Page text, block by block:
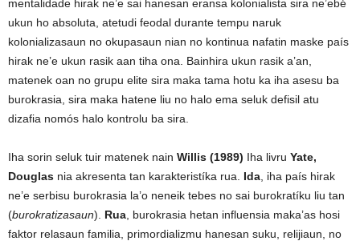
mentalidade hirak ne’e sai hanesan eransa kolonialista sira ne’ebé
ukun ho absoluta, atetudi feodal durante tempu naruk
kolonializasaun no okupasaun nian no kontinua nafatin maske país
hirak ne’e ukun rasik aan tiha ona. Bainhira ukun rasik a’an,
matenek oan no grupu elite sira maka tama hotu ka iha asesu ba
burokrasia, sira maka hatene liu no halo ema seluk defisil atu
dizafia nomós halo kontrolu ba sira.
Iha sorin seluk tuir matenek nain Willis (1989) Iha livru Yate,
Douglas nia akresenta tan karakteristíka rua. Ida , iha país hirak
ne’e serbisu burokrasia la’o neneik tebes no sai burokratíku liu tan
(burokratizasaun). Rua , burokrasia hetan influensia maka’as hosi
faktor relasaun familia, primordializmu hanesan suku, relijiaun, no